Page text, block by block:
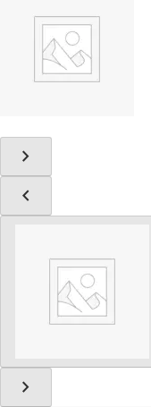
chevron_right
chevron_left
chevron_right